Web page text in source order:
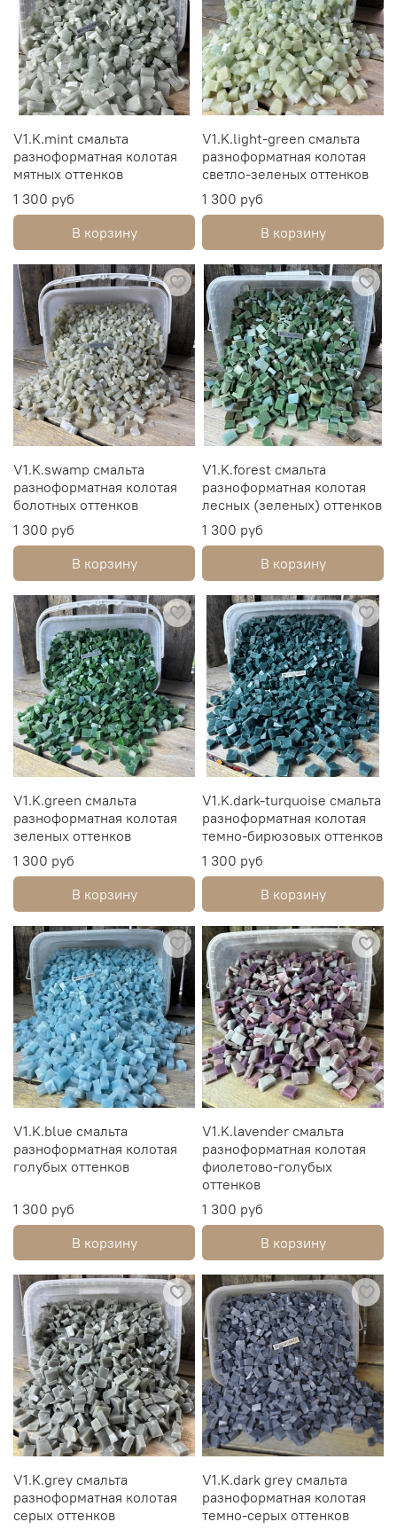
V1.K.mint смальта
разноформатная колотая
мятных оттенков
1 300 руб
В корзину
V1.K.light-green смальта
разноформатная колотая
светло-зеленых оттенков
1 300 руб
В корзину
V1.K.swamp смальта
разноформатная колотая
болотных оттенков
1 300 руб
В корзину
V1.K.forest смальта
разноформатная колотая
лесных (зеленых) оттенков
1 300 руб
В корзину
V1.K.green смальта
разноформатная колотая
зеленых оттенков
1 300 руб
В корзину
V1.K.dark-turquoise смальта
разноформатная колотая
темно-бирюзовых оттенков
1 300 руб
В корзину
V1.K.blue смальта
разноформатная колотая
голубых оттенков
1 300 руб
В корзину
V1.K.lavender смальта
разноформатная колотая
фиолетово-голубых
оттенков
1 300 руб
В корзину
V1.K.grey смальта
разноформатная колотая
серых оттенков
V1.K.dark grey смальта
разноформатная колотая
темно-серых оттенков